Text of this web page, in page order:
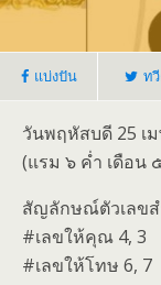
แบ่งปัน ท
วันพฤหัสบดี 25 เ
(แรม ๖ ค่ำ เดือน
สัญลักษณ์ตัวเลขส
#เลขให้คุณ 4, 3
#เลขให้โทษ 6, 7